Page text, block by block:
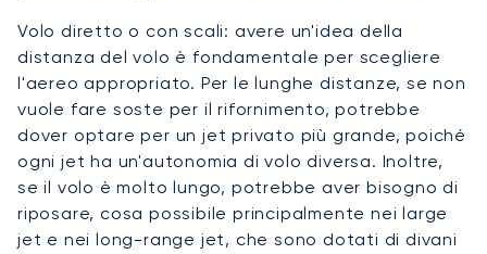
Volo diretto o con scali: avere un'idea della
distanza del volo è fondamentale per scegliere
l'aereo appropriato. Per le lunghe distanze, se non
vuole fare soste per il rifornimento, potrebbe
dover optare per un jet privato più grande, poiché
ogni jet ha un'autonomia di volo diversa. Inoltre,
se il volo è molto lungo, potrebbe aver bisogno di
riposare, cosa possibile principalmente nei large
jet e nei long-range jet, che sono dotati di divani